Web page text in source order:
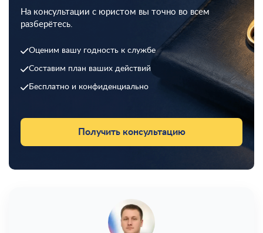
На консультации с юристом вы точно во всем
разберётесь.
Оценим вашу годность к службе
Составим план ваших действий
Бесплатно и конфиденциально
Получить консультацию